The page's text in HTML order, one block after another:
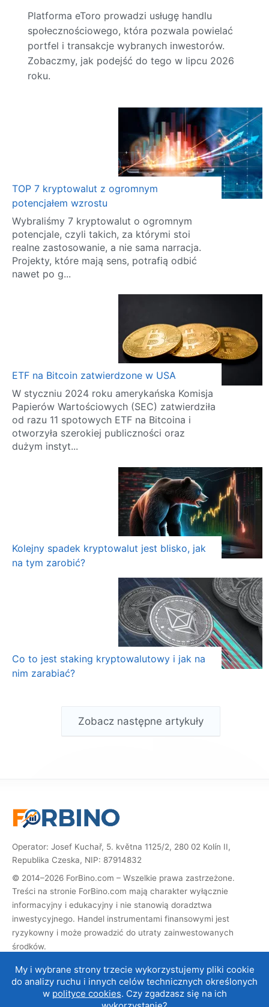
Platforma eToro prowadzi usługę handlu
społecznościowego, która pozwala powielać
portfel i transakcje wybranych inwestorów.
Zobaczmy, jak podejść do tego w lipcu 2026
roku.
TOP 7 kryptowalut z ogromnym
potencjałem wzrostu
Wybraliśmy 7 kryptowalut o ogromnym
potencjale, czyli takich, za którymi stoi
realne zastosowanie, a nie sama narracja.
Projekty, które mają sens, potrafią odbić
nawet po g...
ETF na Bitcoin zatwierdzone w USA
W styczniu 2024 roku amerykańska Komisja
Papierów Wartościowych (SEC) zatwierdziła
od razu 11 spotowych ETF na Bitcoina i
otworzyła szerokiej publiczności oraz
dużym instyt...
Kolejny spadek kryptowalut jest blisko, jak
na tym zarobić?
Co to jest staking kryptowalutowy i jak na
nim zarabiać?
Zobacz następne artykuły
Operator: Josef Kuchař, 5. května 1125/2, 280 02 Kolín II,
Republika Czeska, NIP: 87914832
© 2014–2026 ForBino.com – Wszelkie prawa zastrzeżone.
Treści na stronie ForBino.com mają charakter wyłącznie
informacyjny i edukacyjny i nie stanowią doradztwa
inwestycyjnego. Handel instrumentami finansowymi jest
ryzykowny i może prowadzić do utraty zainwestowanych
środków.
rejestracji za ich pośrednictwem, otrzymamy prowizję, dzięki
której możemy prowadzić i rozwijać stronę. Nie ma to wpływu
na cenę usługi dla Ciebie, a współpraca afiliacyjna nie wpływa
My i wybrane strony trzecie wykorzystujemy pliki cookie
do analizy ruchu i innych celów technicznych określonych
w polityce cookies. Czy zgadzasz się na ich